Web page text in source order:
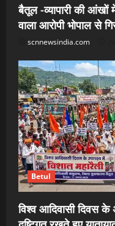
बैतूल -व्यापारी की आंखों
वाला आरोपी भोपाल से
scnnewsindia.com
Betul
विश्व आदिवासी दिवस